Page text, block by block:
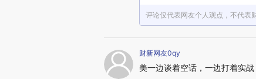
评论仅代表网友个人观点，不代表
财新网友0qy
美一边谈着空话，一边打着实战